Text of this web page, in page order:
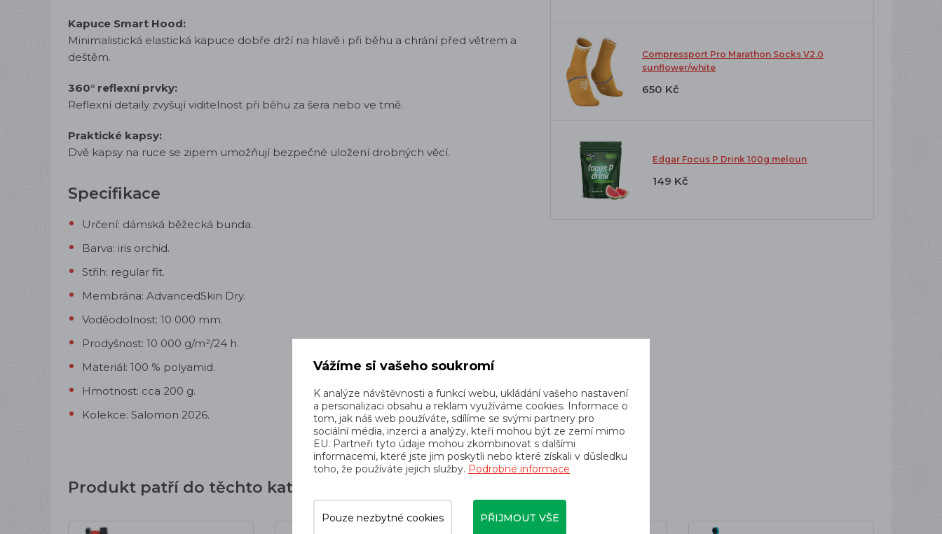
Kapuce Smart Hood:
Minimalistická elastická kapuce dobře drží na hlavě i při běhu a chrání před větrem a
deštěm.
360° reflexní prvky:
Reflexní detaily zvyšují viditelnost při běhu za šera nebo ve tmě.
Praktické kapsy:
Dvě kapsy na ruce se zipem umožňují bezpečné uložení drobných věcí.
Specifikace
Určení: dámská běžecká bunda.
Barva: iris orchid.
Střih: regular fit.
Membrána: AdvancedSkin Dry.
Voděodolnost: 10 000 mm.
Prodyšnost: 10 000 g/m²/24 h.
Materiál: 100 % polyamid.
Hmotnost: cca 200 g.
Kolekce: Salomon 2026.
Compressport Pro Marathon Socks V2.0
sunflower/white
650 Kč
Edgar Focus P Drink 100g meloun
149 Kč
Produkt patří do těchto kategorií
Vážíme si vašeho soukromí
K analýze návštěvnosti a funkcí webu, ukládání vašeho nastavení
a personalizaci obsahu a reklam využíváme cookies. Informace o
tom, jak náš web používáte, sdílíme se svými partnery pro
sociální média, inzerci a analýzy, kteří mohou být ze zemí mimo
EU. Partneři tyto údaje mohou zkombinovat s dalšími
informacemi, které jste jim poskytli nebo které získali v důsledku
toho, že používáte jejich služby. Podrobné informace
Pouze nezbytné cookies PŘIJMOUT VŠE